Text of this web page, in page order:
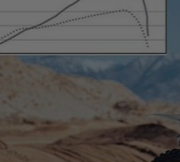
топовой модели HJC.